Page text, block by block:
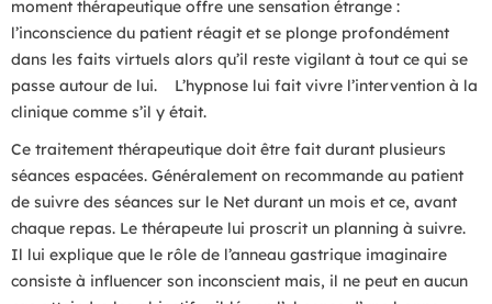
moment thérapeutique offre une sensation étrange :
l’inconscience du patient réagit et se plonge profondément
dans les faits virtuels alors qu’il reste vigilant à tout ce qui se
passe autour de lui. L’hypnose lui fait vivre l’intervention à la
clinique comme s’il y était.
Ce traitement thérapeutique doit être fait durant plusieurs
séances espacées. Généralement on recommande au patient
de suivre des séances sur le Net durant un mois et ce, avant
chaque repas. Le thérapeute lui proscrit un planning à suivre.
Il lui explique que le rôle de l’anneau gastrique imaginaire
consiste à influencer son inconscient mais, il ne peut en aucun